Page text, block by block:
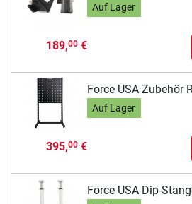
Auf Lager
189,00€
Force USA Zubehör
Auf Lager
395,00€
Force USA Dip-